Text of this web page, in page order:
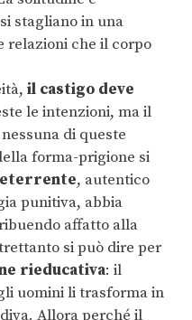
stagliano in una
relazioni che il corpo
il castigo deve
le intenzioni, ma il
di queste
forma-prigione si
, autentico
punitiva, abbia
affatto alla
si può dire per
rieducativa: il
uomini li trasforma in
Allora perché il